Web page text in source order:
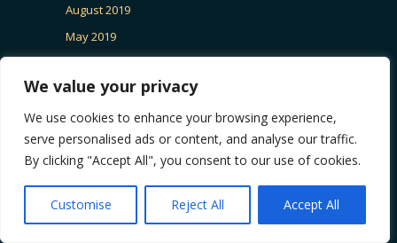
We value your privacy
We use cookies to enhance your browsing experience,
serve personalised ads or content, and analyse our traffic.
By clicking "Accept All", you consent to our use of cookies.
Customise Reject All Accept All
August 2019
May 2019
April 2018
August 2017
April 2017
December 2009